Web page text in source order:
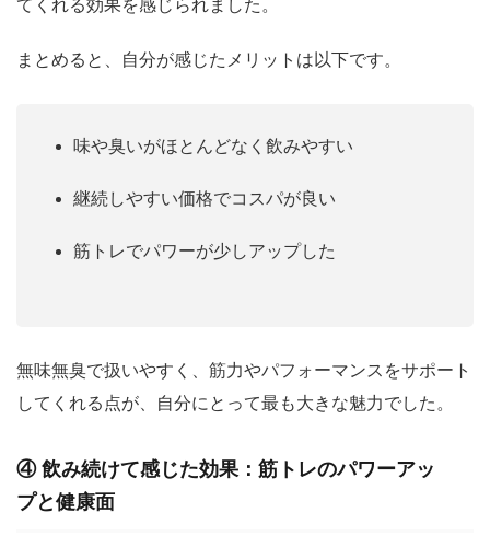
てくれる効果を感じられました。
まとめると、自分が感じたメリットは以下です。
味や臭いがほとんどなく飲みやすい
継続しやすい価格でコスパが良い
筋トレでパワーが少しアップした
無味無臭で扱いやすく、筋力やパフォーマンスをサポート
してくれる点が、自分にとって最も大きな魅力でした。
④ 飲み続けて感じた効果：筋トレのパワーアッ
プと健康面